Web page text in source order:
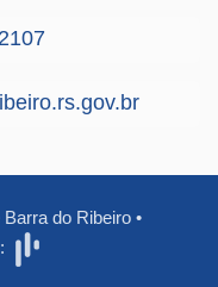
do Ribeiro •